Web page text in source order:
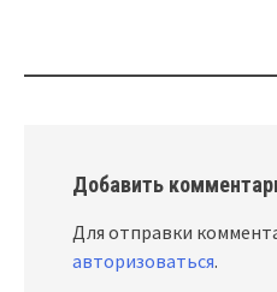
Добавить
Для отправки
авторизоваться.